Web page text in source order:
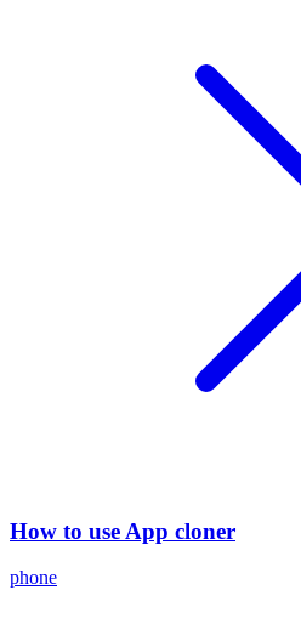
How to use App cloner
phone